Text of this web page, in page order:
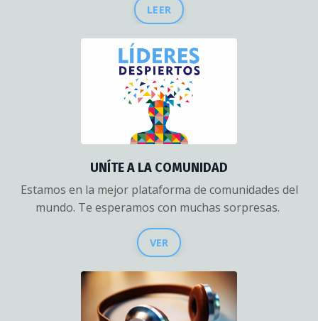
LEER
UNÍTE A LA COMUNIDAD
Estamos en la mejor plataforma de comunidades del
mundo. Te esperamos con muchas sorpresas.
VER